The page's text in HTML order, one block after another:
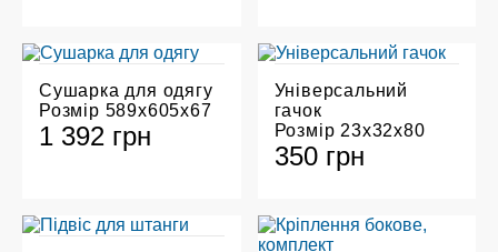
Сушарка для одягу
Розмір 589х605х67
1 392 грн
Універсальний
гачок
Розмір 23х32х80
350 грн